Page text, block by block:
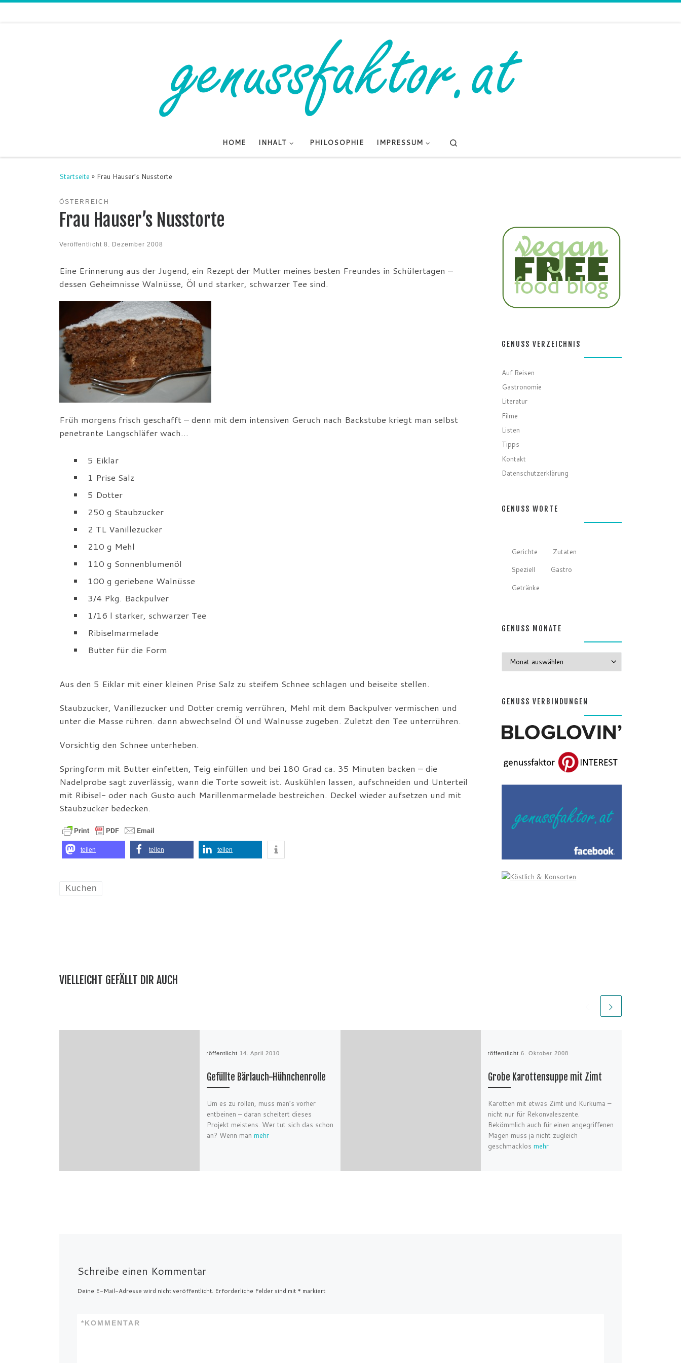
HOME INHALT PHILOSOPHIE IMPRESSUM
Startseite » Frau Hauser’s Nusstorte
ÖSTERREICH
Frau Hauser’s Nusstorte
Veröffentlicht 8. Dezember 2008
Eine Erinnerung aus der Jugend, ein Rezept der Mutter meines besten Freundes in Schülertagen –
dessen Geheimnisse Walnüsse, Öl und starker, schwarzer Tee sind.
Früh morgens frisch geschafft – denn mit dem intensiven Geruch nach Backstube kriegt man selbst
penetrante Langschläfer wach…
5 Eiklar
1 Prise Salz
5 Dotter
250 g Staubzucker
2 TL Vanillezucker
210 g Mehl
110 g Sonnenblumenöl
100 g geriebene Walnüsse
3/4 Pkg. Backpulver
1/16 l starker, schwarzer Tee
Ribiselmarmelade
Butter für die Form
Aus den 5 Eiklar mit einer kleinen Prise Salz zu steifem Schnee schlagen und beiseite stellen.
Staubzucker, Vanillezucker und Dotter cremig verrühren, Mehl mit dem Backpulver vermischen und
unter die Masse rühren. dann abwechselnd Öl und Walnusse zugeben. Zuletzt den Tee unterrühren.
Vorsichtig den Schnee unterheben.
Springform mit Butter einfetten, Teig einfüllen und bei 180 Grad ca. 35 Minuten backen – die
Nadelprobe sagt zuverlässig, wann die Torte soweit ist. Auskühlen lassen, aufschneiden und Unterteil
mit Ribisel- oder nach Gusto auch Marillenmarmelade bestreichen. Deckel wieder aufsetzen und mit
Staubzucker bedecken.
teilen teilen teilen
Kuchen
VIELLEICHT GEFÄLLT DIR AUCH
Veröffentlicht 14. April 2010
Gefüllte Bärlauch-Hühnchenrolle
Um es zu rollen, muss man’s vorher
entbeinen – daran scheitert dieses
Projekt meistens. Wer tut sich das schon
an? Wenn man mehr
Veröffentlicht 6. Oktober 2008
Grobe Karottensuppe mit Zimt
Karotten mit etwas Zimt und Kurkuma –
nicht nur für Rekonvaleszente.
Bekömmlich auch für einen angegriffenen
Magen muss ja nicht zugleich
geschmacklos mehr
Schreibe einen Kommentar
Deine E-Mail-Adresse wird nicht veröffentlicht. Erforderliche Felder sind mit * markiert
KOMMENTAR
*
Tipps
Datenschutzerklärung
Speziell
GENUSS MONATE